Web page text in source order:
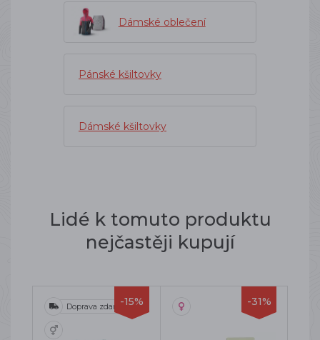
Dámské oblečení
Pánské kšiltovky
Dámské kšiltovky
Lidé k tomuto produktu
nejčastěji kupují
-15%
Doprava zdarma -31%